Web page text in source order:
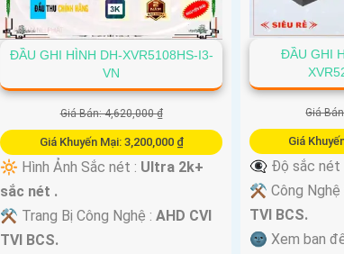
ĐẦU GHI HÌNH DH-XVR5108HS-I3-
VN
Giá Bán: 4,620,000 ₫
Giá Khuyến Mại: 3,200,000 ₫
🔆 Hình Ảnh Sắc nét : Ultra 2k+
sắc nét .
⚒ Trang Bị Công Nghệ :AHD CVI
TVI BCS.
ĐẦU GHI
Giá
Giá
👁️‍🗨 Độ sắc nét
⚒ Công Nghệ
TVI BCS.
🌚 Xem ban